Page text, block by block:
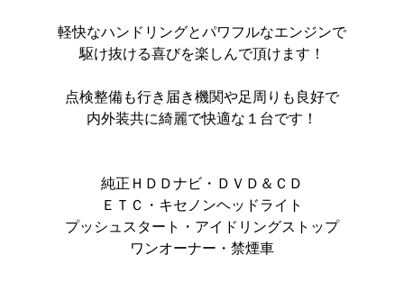
軽快なハンドリングとパワフルなエンジンで
駆け抜ける喜びを楽しんで頂けます！
点検整備も行き届き機関や足周りも良好で
内外装共に綺麗で快適な１台です！
純正ＨＤＤナビ・ＤＶＤ＆ＣＤ
ＥＴＣ・キセノンヘッドライト
プッシュスタート・アイドリングストップ
ワンオーナー・禁煙車